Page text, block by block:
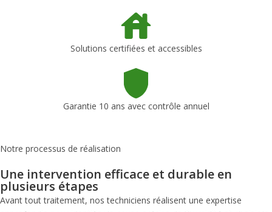
Solutions certifiées et accessibles
Garantie 10 ans avec contrôle annuel
Notre processus de réalisation
Une intervention efficace et durable en
plusieurs étapes
Avant tout traitement, nos techniciens réalisent une expertise